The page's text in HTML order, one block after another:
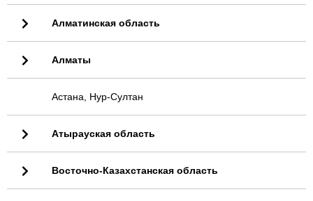
Алматинская область
Алматы
Астана, Нур-Султан
Атырауская область
Восточно-Казахстанская область